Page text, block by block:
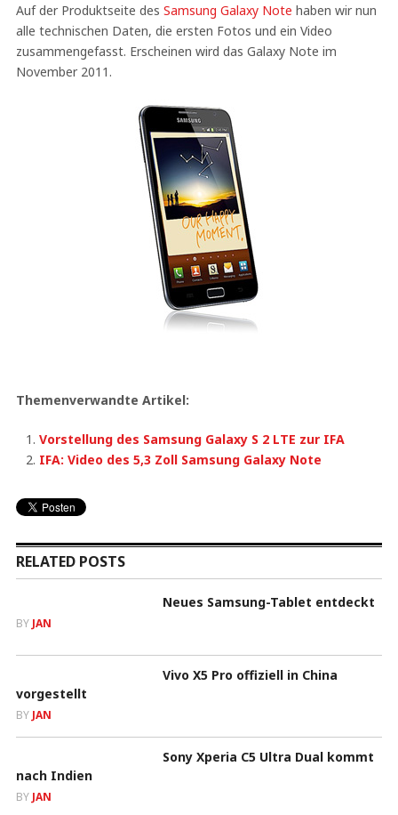
Auf der Produktseite des Samsung Galaxy Note haben wir nun
alle technischen Daten, die ersten Fotos und ein Video
zusammengefasst. Erscheinen wird das Galaxy Note im
November 2011.
Themenverwandte Artikel:
Vorstellung des Samsung Galaxy S 2 LTE zur IFA
IFA: Video des 5,3 Zoll Samsung Galaxy Note
RELATED POSTS
Neues Samsung-Tablet entdeckt
BY JAN
Vivo X5 Pro offiziell in China
vorgestellt
BY JAN
Sony Xperia C5 Ultra Dual kommt
nach Indien
BY JAN